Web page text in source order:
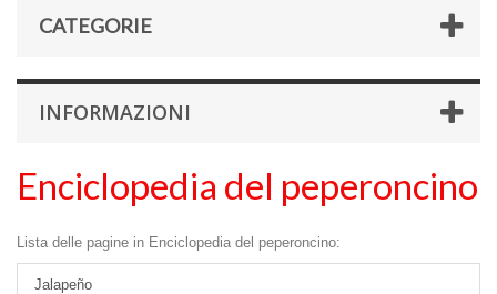
CATEGORIE
INFORMAZIONI
Enciclopedia del peperoncino
Lista delle pagine in Enciclopedia del peperoncino:
Jalapeño